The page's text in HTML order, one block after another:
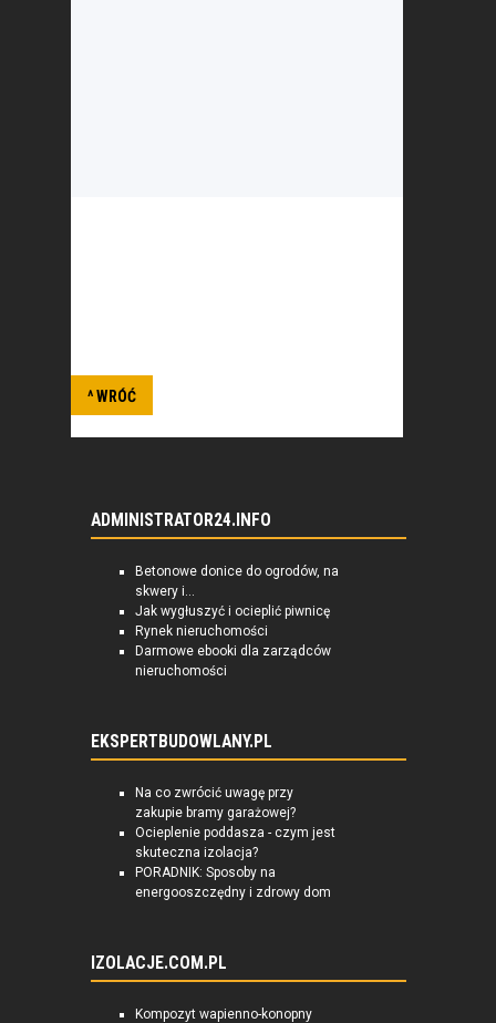
^ WRÓĆ
ADMINISTRATOR24.INFO
Betonowe donice do ogrodów, na
skwery i...
Jak wygłuszyć i ocieplić piwnicę
Rynek nieruchomości
Darmowe ebooki dla zarządców
nieruchomości
EKSPERTBUDOWLANY.PL
Na co zwrócić uwagę przy
zakupie bramy garażowej?
Ocieplenie poddasza - czym jest
skuteczna izolacja?
PORADNIK: Sposoby na
energooszczędny i zdrowy dom
IZOLACJE.COM.PL
Kompozyt wapienno-konopny